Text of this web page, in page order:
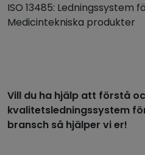
ISO 13485: Ledningssystem
Medicintekniska produkter
Vill du ha hjälp att förstå
kvalitetsledningssystem
bransch så hjälper vi er!